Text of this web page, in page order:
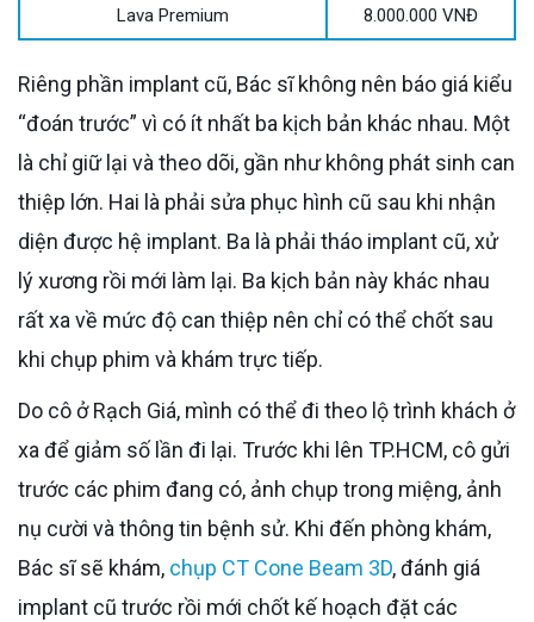
Lava Premium 8.000.000 VNĐ
Riêng phần implant cũ, Bác sĩ không nên báo giá kiểu
“đoán trước” vì có ít nhất ba kịch bản khác nhau. Một
là chỉ giữ lại và theo dõi, gần như không phát sinh can
thiệp lớn. Hai là phải sửa phục hình cũ sau khi nhận
diện được hệ implant. Ba là phải tháo implant cũ, xử
lý xương rồi mới làm lại. Ba kịch bản này khác nhau
rất xa về mức độ can thiệp nên chỉ có thể chốt sau
khi chụp phim và khám trực tiếp.
Do cô ở Rạch Giá, mình có thể đi theo lộ trình khách ở
xa để giảm số lần đi lại. Trước khi lên TP.HCM, cô gửi
trước các phim đang có, ảnh chụp trong miệng, ảnh
nụ cười và thông tin bệnh sử. Khi đến phòng khám,
Bác sĩ sẽ khám, chụp CT Cone Beam 3D, đánh giá
implant cũ trước rồi mới chốt kế hoạch đặt các